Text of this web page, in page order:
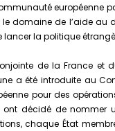
domaine de l’aide au
lancer la politique
de la France et
a été introduite au
pour des
ont décidé de
chaque État